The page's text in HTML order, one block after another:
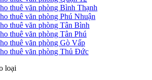
thuê văn phòng Bình Thạnh
thuê văn phòng Phú Nhuận
thuê văn phòng Tân Bình
thuê văn phòng Tân Phú
thuê văn phòng Gò Vấp
thuê văn phòng Thủ Đức
loại